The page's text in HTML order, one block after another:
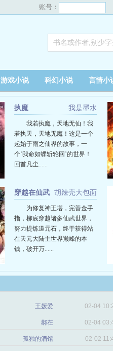
账号：
游戏小说 科幻小说 言情小
我是墨水
执魔
我若执魔，天地无仙！我
若执天，天地无魔！这是一个
起始于雨之仙界的故事，一
个‘我命如蝶斩轮回’的世界！
回首凡尘......
胡辣壳大包面
穿越在仙武
世界为修复神王塔，完善金手
指，柳宸穿越诸多仙武世界，
努力提炼道元石，终于获得站
在天元大陆主世界巅峰的本
钱，破开万......
王媛爱 02-04
郝在 02-04
孤独的酒馆 02-02